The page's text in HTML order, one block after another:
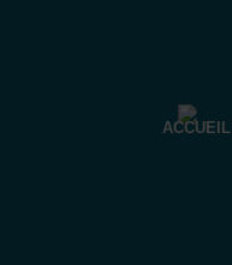
ACCUEIL